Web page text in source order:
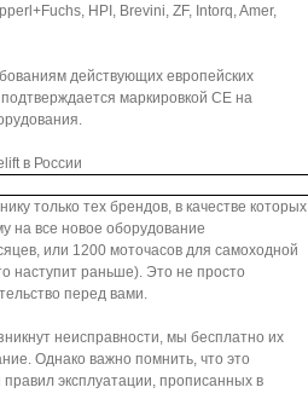
HPI, Brevini, ZF, Intorq, Amer,
действующих европейских
маркировкой СЕ на
в России
только тех брендов, в качестве которых
на все новое оборудование
или 1200 моточасов для самоходной
наступит раньше). Это не просто
перед вами.
неисправности, мы бесплатно их
Однако важно помнить, что это
эксплуатации, прописанных в